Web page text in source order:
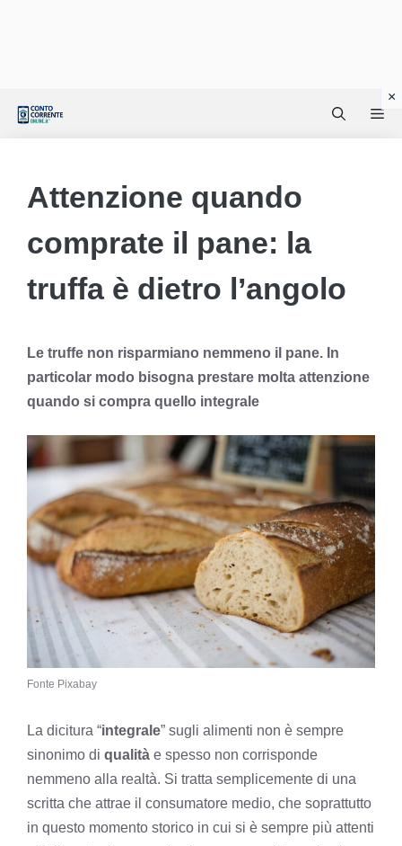
Attenzione quando
comprate il pane: la
truffa è dietro l’angolo
Le truffe non risparmiano nemmeno il pane. In
particolar modo bisogna prestare molta attenzione
quando si compra quello integrale
Fonte Pixabay
La dicitura “integrale” sugli alimenti non è sempre
sinonimo di qualità e spesso non corrisponde
nemmeno alla realtà. Si tratta semplicemente di una
scritta che attrae il consumatore medio, che soprattutto
in questo momento storico in cui si è sempre più attenti